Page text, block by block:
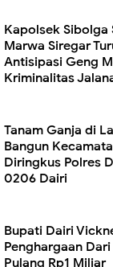
Kapolsek Sibolga
Marwa Siregar
Antisipasi Geng
Kriminalitas
Tanam Ganja di
Bangun
Diringkus Polres
0206 Dairi
Bupati Dairi
Penghargaan
Pulang Rp1 Miliar